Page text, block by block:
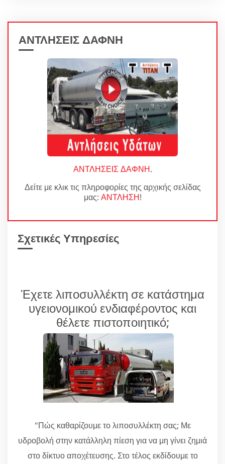
ΑΝΤΛΗΣΕΙΣ ΔΑΦΝΗ
ΑΝΤΛΗΣΕΙΣ ΔΑΦΝΗ.
Δείτε με κλικ τις πληροφορίες της αρχικής σελίδας
μας: ΑΝΤΛΗΣΗ!
Σχετικές Υπηρεσίες
Έχετε λιποσυλλέκτη σε κατάστημα
υγειονομικού ενδιαφέροντος και
θέλετε πιστοποιητικό;
"Πώς καθαρίζουμε το λιποσυλλέκτη σας; Με
υδροβολή στην κατάλληλη πίεση για να μη γίνει ζημιά
στο δίκτυο αποχέτευσης. Στο τέλος εκδίδουμε το